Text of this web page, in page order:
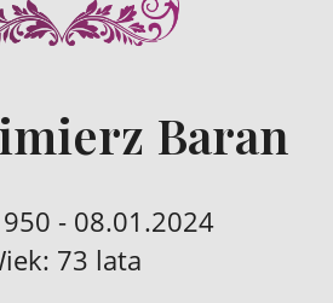
Baran
- 08.01.2024
73 lata